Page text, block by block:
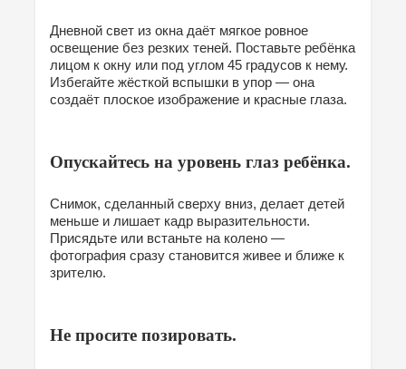
Дневной свет из окна даёт мягкое ровное
освещение без резких теней. Поставьте ребёнка
лицом к окну или под углом 45 градусов к нему.
Избегайте жёсткой вспышки в упор — она
создаёт плоское изображение и красные глаза.
Опускайтесь на уровень глаз ребёнка.
Снимок, сделанный сверху вниз, делает детей
меньше и лишает кадр выразительности.
Присядьте или встаньте на колено —
фотография сразу становится живее и ближе к
зрителю.
Не просите позировать.